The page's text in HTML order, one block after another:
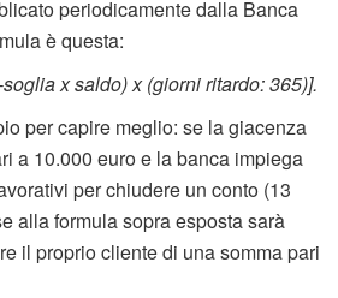
periodicamente dalla Banca
è questa:
x saldo) x (giorni ritardo: 365)].
per capire meglio: se la giacenza
a 10.000 euro e la banca impiega
per chiudere un conto (13
alla formula sopra esposta sarà
il proprio cliente di una somma pari